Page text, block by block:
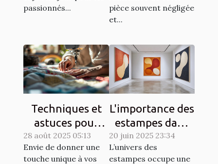
passionnés...
pièce souvent négligée
et...
Techniques et
astuces pour
matelasser son
propre tissu
28 août 2025 05:13
Envie de donner une
touche unique à vos
L'importance des
estampes dans
l'art moderne
20 juin 2025 23:34
L’univers des
estampes occupe une